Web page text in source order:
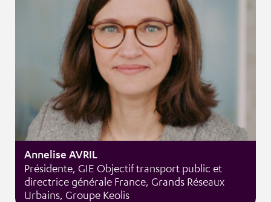
Annelise AVRIL
Présidente, GIE Objectif transport public et
directrice générale France, Grands Réseaux
Urbains, Groupe Keolis